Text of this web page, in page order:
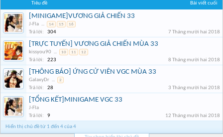
Tiêu đề Bài viết cuối
[MINIGAME]VƯƠNG GIẢ CHIẾN 33
J-Fla ... 14 15 16
Trả lời: 304 7 Tháng mười hai 2018
[TRỰC TUYẾN] VƯƠNG GIẢ CHIẾN MÙA 33
kissyou90 ... 10 11 12
Trả lời: 223 8 Tháng mười hai 2018
[THÔNG BÁO] ỨNG CỬ VIÊN VGC MÙA 33
GalaxyDr ... 2
Trả lời: 28 3 Tháng mười hai 2018
[TỔNG KẾT]MINIGAME VGC 33
J-Fla
Trả lời:
9
12 Tháng mười hai 2018
Hiển thị chủ đề từ 1 đến 4 của 4